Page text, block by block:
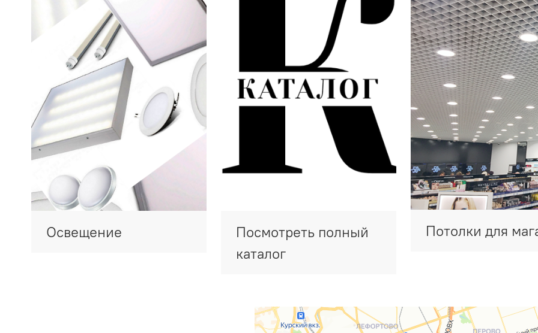
Освещение
Посмотреть полный
каталог
Потолки для